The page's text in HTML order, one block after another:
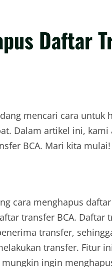
Daftar
mencari cara untuk
Dalam artikel ini,
BCA. Mari kita mulai!
cara menghapus
transfer BCA. Daftar
transfer,
transfer. Fitur
ingin